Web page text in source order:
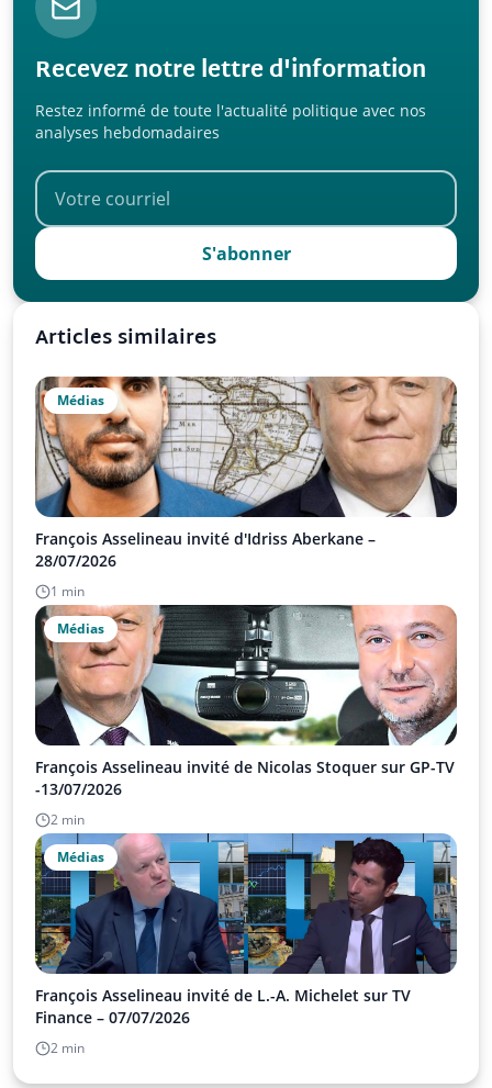
Recevez notre lettre d'information
Restez informé de toute l'actualité politique avec nos
analyses hebdomadaires
S'abonner
Articles similaires
Médias
François Asselineau invité d'Idriss Aberkane –
28/07/2026
1 min
Médias
François Asselineau invité de Nicolas Stoquer sur GP-TV
-13/07/2026
2 min
Médias
François Asselineau invité de L.-A. Michelet sur TV
Finance – 07/07/2026
2 min